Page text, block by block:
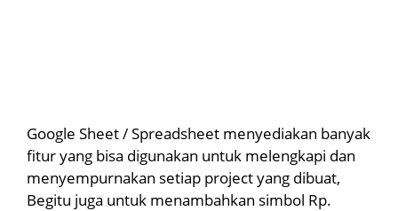
Google Sheet / Spreadsheet menyediakan banyak
fitur yang bisa digunakan untuk melengkapi dan
menyempurnakan setiap project yang dibuat,
Begitu juga untuk menambahkan simbol Rp.